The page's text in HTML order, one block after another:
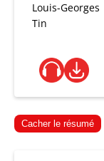
Louis-Georges
Tin
Cacher le résumé